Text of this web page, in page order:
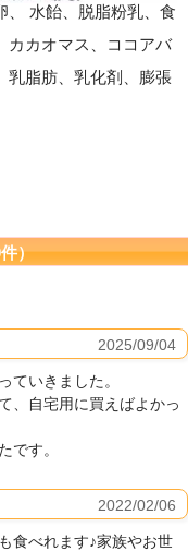
、 水飴、脱脂粉乳、食
カカオマス、ココアバ
乳脂肪、乳化剤、膨張
）
2025/09/04
ていきました。
、自宅用に買えばよかっ
です。
2022/02/06
食べれます♪家族やお世